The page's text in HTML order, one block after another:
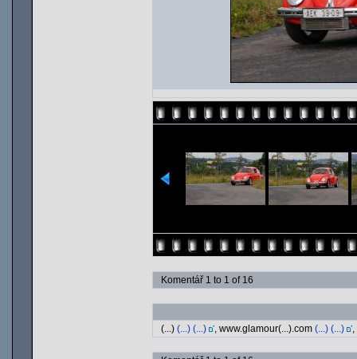
Komentář 1 to 1 of 16
(...) (...) (...) , www.glamour(...).com (...) (...)